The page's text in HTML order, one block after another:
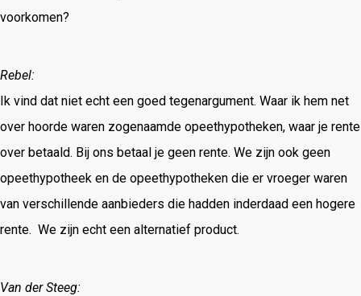
voorkomen?
Rebel:
Ik vind dat niet echt een goed tegenargument. Waar ik hem net
over hoorde waren zogenaamde opeethypotheken, waar je rente
over betaald. Bij ons betaal je geen rente. We zijn ook geen
opeethypotheek en de opeethypotheken die er vroeger waren
van verschillende aanbieders die hadden inderdaad een hogere
rente. We zijn echt een alternatief product.
Van der Steeg: